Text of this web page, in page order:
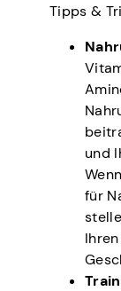
Tipps &
und
für